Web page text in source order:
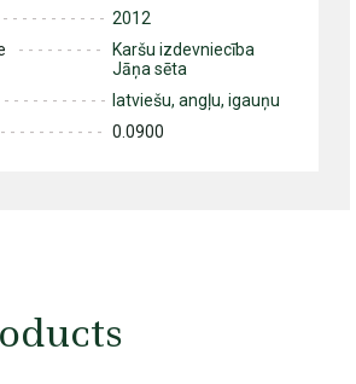
2012
Karšu izdevniecība
Jāņa sēta
latviešu, angļu, igauņu
0.0900